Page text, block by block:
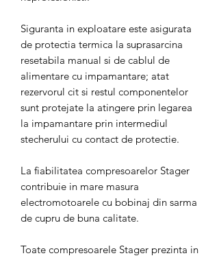
Siguranta in exploatare este asigurata
de protectia termica la suprasarcina
resetabila manual si de cablul de
alimentare cu impamantare; atat
rezervorul cit si restul componentelor
sunt protejate la atingere prin legarea
la impamantare prin intermediul
stecherului cu contact de protectie.
La fiabilitatea compresoarelor Stager
contribuie in mare masura
electromotoarele cu bobinaj din sarma
de cupru de buna calitate.
Toate compresoarele Stager prezinta in